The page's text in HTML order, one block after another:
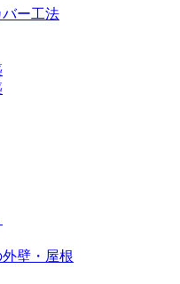
ー工法
壁・屋根